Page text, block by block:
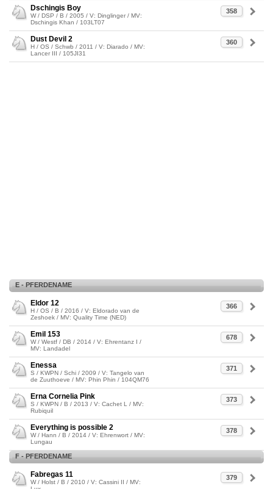
358
Dschingis Boy
W / DSP / B / 2005 / V: Dinglinger / MV:
Dschingis Khan / 103LT07
360
Dust Devil 2
H / OS / Schwb / 2011 / V: Diarado / MV:
Lancer III / 105JI31
E - PFERDENAME
366
Eldor 12
H / OS / B / 2016 / V: Eldorado van de
Zeshoek / MV: Quality Time (NED)
678
Emil 153
W / Westf / DB / 2014 / V: Ehrentanz I /
MV: Landadel
371
Enessa
S / KWPN / Schi / 2009 / V: Tangelo van
de Zuuthoeve / MV: Phin Phin / 104QM76
373
Erna Cornelia Pink
S / KWPN / B / 2013 / V: Cachet L / MV:
Rubiquil
378
Everything is possible 2
W / Hann / B / 2014 / V: Ehrenwort / MV:
Lungau
F - PFERDENAME
379
Fabregas 11
W / Holst / B / 2010 / V: Cassini II / MV: